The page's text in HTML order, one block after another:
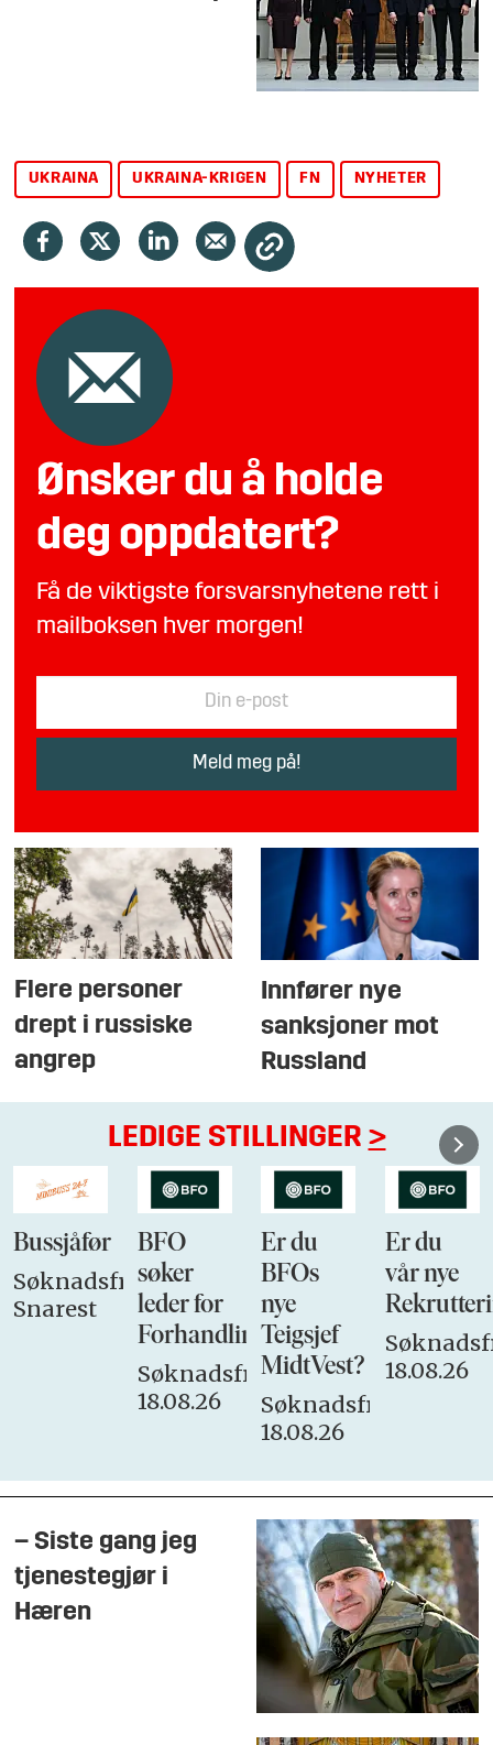
UKRAINA UKRAINA-KRIGEN FN NYHETER
Ønsker du å holde
deg oppdatert?
Få de viktigste forsvarsnyhetene rett i
mailboksen hver morgen!
Flere personer
drept i russiske
angrep
Innfører nye
sanksjoner mot
Russland
LEDIGE STILLINGER >
Bussjåfør
Søknadsfrist:
Snarest
BFO
søker
leder for
Forhandlingsutvalget
Søknadsfrist:
18.08.26
Er du
BFOs
nye
Teigsjef
MidtVest?
Søknadsfrist:
18.08.26
Er du
vår nye
18.08.26
– Siste gang jeg
tjenestegjør i
Hæren